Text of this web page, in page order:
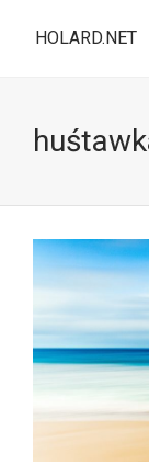
HOLARD.NET